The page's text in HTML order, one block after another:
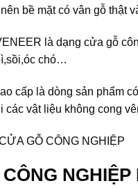
bề mặt có vân gỗ thật
là dạng cửa gỗ
chó…
cấp là dòng sản phẩm
vật liệu không cong
GỖ CÔNG NGHIỆP
NGHIỆP